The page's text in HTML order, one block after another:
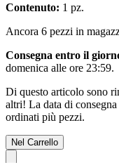
Contenuto: 1 pz.
Ancora 6 pezzi in
Consegna entro il
domenica alle ore 23:59.
Di questo articolo sono
altri! La data di
ordinati più pezzi.
Nel Carrello